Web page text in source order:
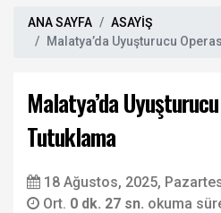
ANA SAYFA
ASAYİŞ
Malatya’da Uyuşturucu
Malatya’da
Tutuklama
18 Ağustos, 2025,
Ort. 0 dk. 27 sn. okuma